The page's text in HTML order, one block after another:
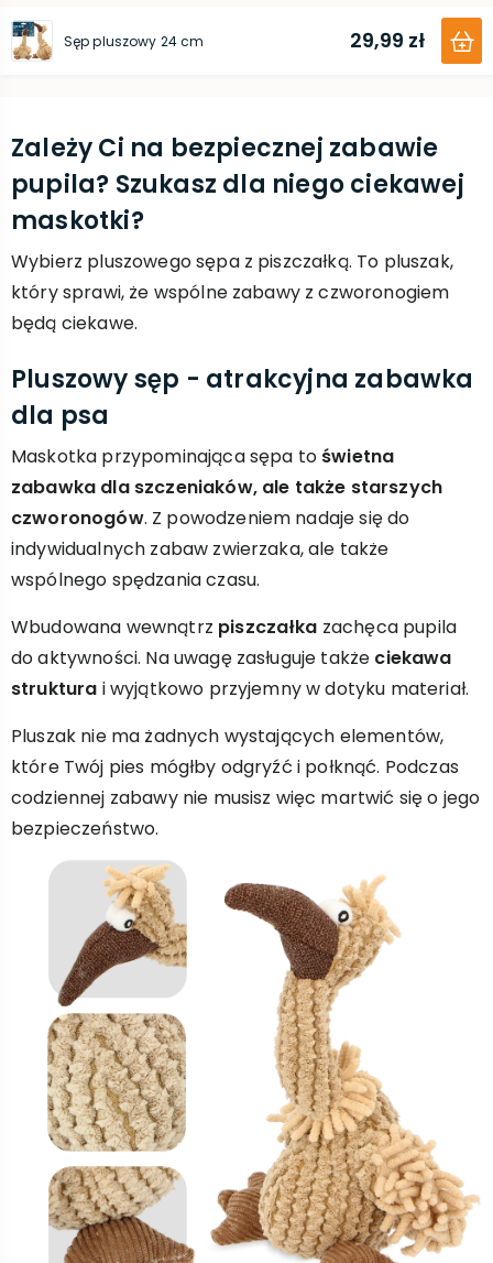
Sęp pluszowy 24 cm 29,99 zł
Zależy Ci na bezpiecznej zabawie
pupila? Szukasz dla niego ciekawej
maskotki?
Wybierz pluszowego sępa z piszczałką. To pluszak,
który sprawi, że wspólne zabawy z czworonogiem
będą ciekawe.
Pluszowy sęp - atrakcyjna zabawka
dla psa
Maskotka przypominająca sępa to świetna
zabawka dla szczeniaków, ale także starszych
czworonogów. Z powodzeniem nadaje się do
indywidualnych zabaw zwierzaka, ale także
wspólnego spędzania czasu.
Wbudowana wewnątrz piszczałka zachęca pupila
do aktywności. Na uwagę zasługuje także ciekawa
struktura i wyjątkowo przyjemny w dotyku materiał.
Pluszak nie ma żadnych wystających elementów,
które Twój pies mógłby odgryźć i połknąć. Podczas
codziennej zabawy nie musisz więc martwić się o jego
bezpieczeństwo.